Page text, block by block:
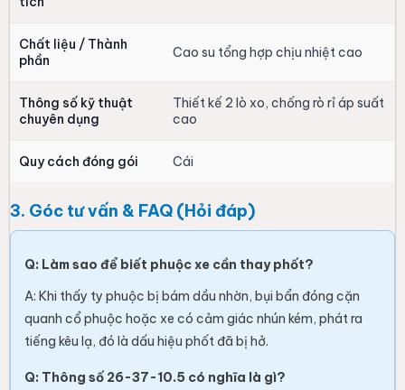
Chất liệu / Thành
phần
Cao su tổng hợp chịu nhiệt cao
Thông số kỹ thuật
chuyên dụng
Thiết kế 2 lò xo, chống rò rỉ áp suất
cao
Quy cách đóng gói Cái
3. Góc tư vấn & FAQ (Hỏi đáp)
Q: Làm sao để biết phuộc xe cần thay phốt?
A: Khi thấy ty phuộc bị bám dầu nhờn, bụi bẩn đóng cặn
quanh cổ phuộc hoặc xe có cảm giác nhún kém, phát ra
tiếng kêu lạ, đó là dấu hiệu phốt đã bị hở.
Q: Thông số 26-37-10.5 có nghĩa là gì?